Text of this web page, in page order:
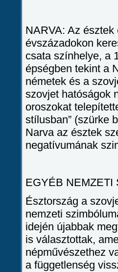
NARVA: Az
évszázadokon
csata színhelye, a
épségben tekint a
németek és a
szovjet hatóságok
oroszokat
stílusban” (szürke
Narva az észtek
negatívumának
EGYÉB NEMZETI
Észtország a
nemzeti
idején újabbak
is választottak,
népművészethez
a függetlenség